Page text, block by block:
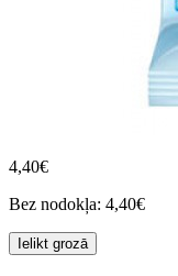
4,40€
Bez nodokļa: 4,40€
Ielikt grozā